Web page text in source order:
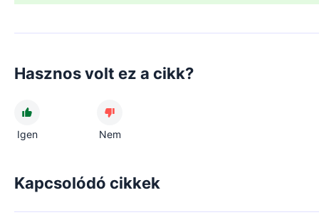
Hasznos volt ez a cikk?
Igen Nem
Kapcsolódó cikkek